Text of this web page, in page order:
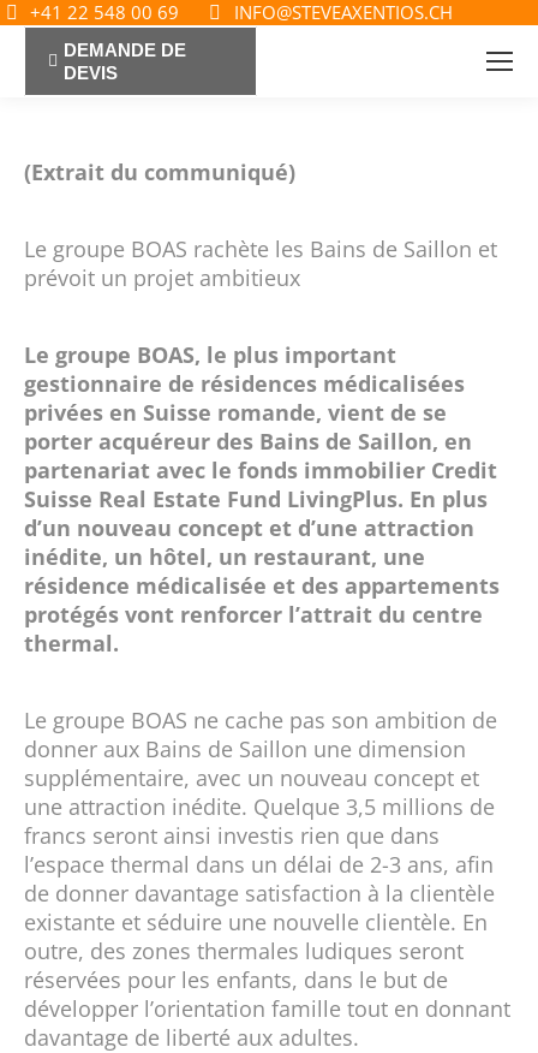
+41 22 548 00 69 INFO@STEVEAXENTIOS.CH
DEMANDE DE
DEVIS
(Extrait du communiqué)
Le groupe BOAS rachète les Bains de Saillon et
prévoit un projet ambitieux
Le groupe BOAS, le plus important
gestionnaire de résidences médicalisées
privées en Suisse romande, vient de se
porter acquéreur des Bains de Saillon, en
partenariat avec le fonds immobilier Credit
Suisse Real Estate Fund LivingPlus. En plus
d’un nouveau concept et d’une attraction
inédite, un hôtel, un restaurant, une
résidence médicalisée et des appartements
protégés vont renforcer l’attrait du centre
thermal.
Le groupe BOAS ne cache pas son ambition de
donner aux Bains de Saillon une dimension
supplémentaire, avec un nouveau concept et
une attraction inédite. Quelque 3,5 millions de
francs seront ainsi investis rien que dans
l’espace thermal dans un délai de 2-3 ans, afin
de donner davantage satisfaction à la clientèle
existante et séduire une nouvelle clientèle. En
outre, des zones thermales ludiques seront
réservées pour les enfants, dans le but de
développer l’orientation famille tout en donnant
davantage de liberté aux adultes.